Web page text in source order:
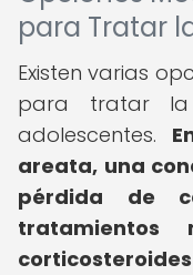
para Tratar
Existen varias
para tratar
adolescentes.
areata, una
pérdida de
tratamientos